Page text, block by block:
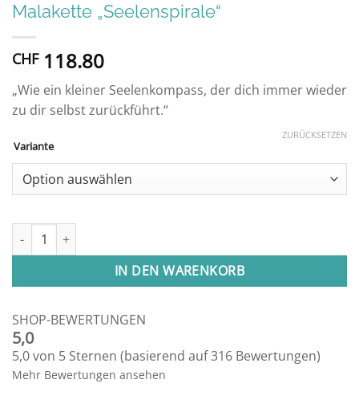
Malakette „Seelenspirale“
CHF118.80
„Wie ein kleiner Seelenkompass, der dich immer wieder
zu dir selbst zurückführt.“
Variante
ZURÜCKSETZEN
Malakette "Seelenspirale" Menge
IN DEN WARENKORB
SHOP-BEWERTUNGEN
5,0
5,0 von 5 Sternen (basierend auf 316 Bewertungen)
Mehr Bewertungen ansehen